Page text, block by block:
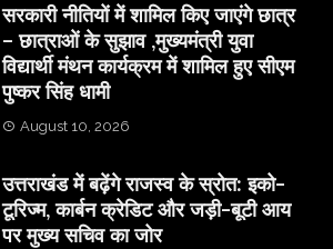
सरकारी नीतियों में शामिल किए जाएंगे छात्र
– छात्राओं के सुझाव ,मुख्यमंत्री युवा
विद्यार्थी मंथन कार्यक्रम में शामिल हुए सीएम
पुष्कर सिंह धामी
August 10, 2026
उत्तराखंड में बढ़ेंगे राजस्व के स्रोत: इको-
टूरिज्म, कार्बन क्रेडिट और जड़ी-बूटी आय
पर मुख्य सचिव का जोर